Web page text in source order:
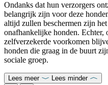
Ondanks dat hun verzorgers
belangrijk zijn voor deze
altijd zullen beschermen zijn het
onafhankelijke honden. Echter,
zelfverzekerde voorkomen
honden die graag in de buurt
sociale groep.
Lees meer Lees minder